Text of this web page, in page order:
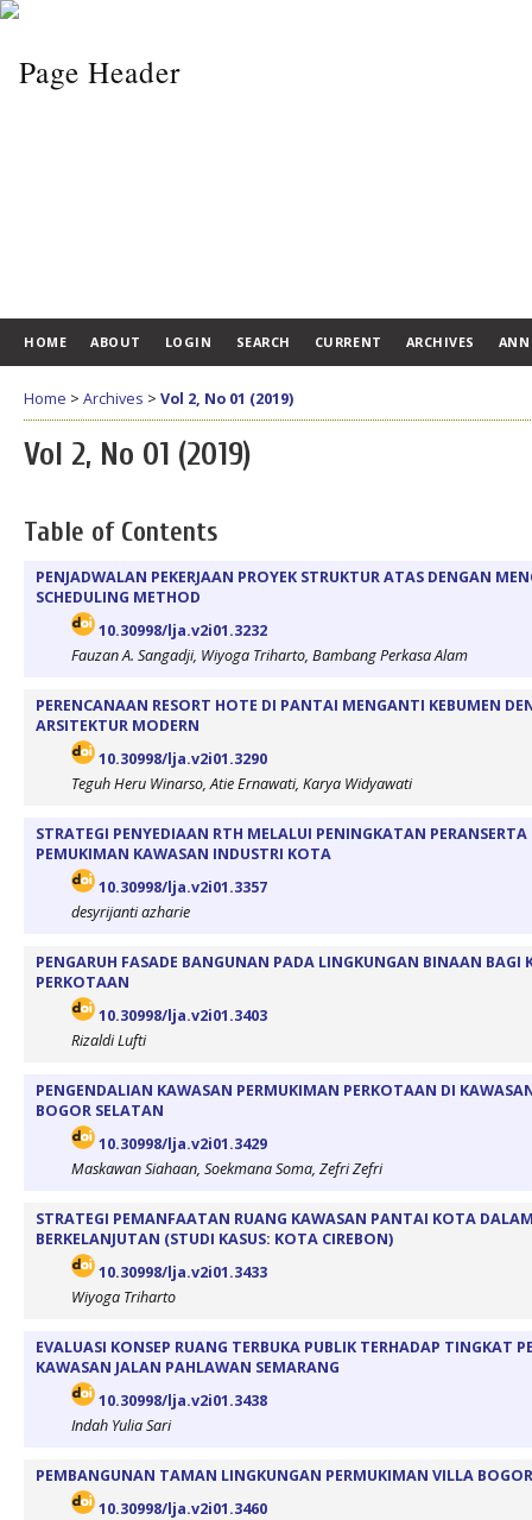
HOME ABOUT LOGIN SEARCH CURRENT ARCHIVES
Home > Archives > Vol 2, No 01 (2019)
Vol 2, No 01 (2019)
Table of Contents
PENJADWALAN PEKERJAAN PROYEK STRUKTUR ATAS DENGAN
SCHEDULING METHOD
10.30998/lja.v2i01.3232
Fauzan A. Sangadji, Wiyoga Triharto, Bambang Perkasa Alam
PERENCANAAN RESORT HOTE DI PANTAI MENGANTI KEBUMEN
ARSITEKTUR MODERN
10.30998/lja.v2i01.3290
Teguh Heru Winarso, Atie Ernawati, Karya Widyawati
STRATEGI PENYEDIAAN RTH MELALUI PENINGKATAN
PEMUKIMAN KAWASAN INDUSTRI KOTA
10.30998/lja.v2i01.3357
desyrijanti azharie
PENGARUH FASADE BANGUNAN PADA LINGKUNGAN BINAAN BAGI
PERKOTAAN
10.30998/lja.v2i01.3403
Rizaldi Lufti
PENGENDALIAN KAWASAN PERMUKIMAN PERKOTAAN DI
BOGOR SELATAN
10.30998/lja.v2i01.3429
Maskawan Siahaan, Soekmana Soma, Zefri Zefri
STRATEGI PEMANFAATAN RUANG KAWASAN PANTAI KOTA
BERKELANJUTAN (STUDI KASUS: KOTA CIREBON)
10.30998/lja.v2i01.3433
Wiyoga Triharto
EVALUASI KONSEP RUANG TERBUKA PUBLIK TERHADAP TINGKAT
KAWASAN JALAN PAHLAWAN SEMARANG
10.30998/lja.v2i01.3438
Indah Yulia Sari
PEMBANGUNAN TAMAN LINGKUNGAN PERMUKIMAN VILLA
10.30998/lja.v2i01.3460